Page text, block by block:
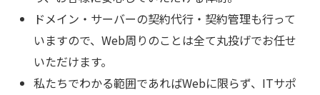
ドメイン・サーバーの契約代行・契約管理も行って
いますので、Web周りのことは全て丸投げでお任せ
いただけます。
私たちでわかる範囲であればWebに限らず、ITサポ